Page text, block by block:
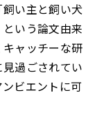
い主と飼い犬
いう論文由来
ャッチーな研
過ごされてい
ビエントに可